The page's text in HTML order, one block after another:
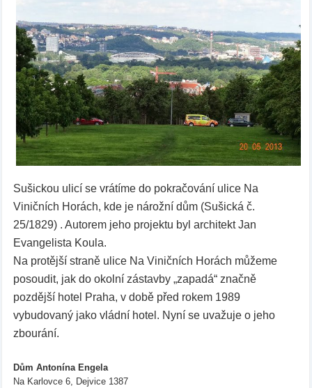
Sušickou ulicí se vrátíme do pokračování ulice Na
Viničních Horách, kde je nárožní dům (Sušická č.
25/1829) . Autorem jeho projektu byl architekt Jan
Evangelista Koula.
Na protější straně ulice Na Viničních Horách můžeme
posoudit, jak do okolní zástavby „zapadá“ značně
pozdější hotel Praha, v době před rokem 1989
vybudovaný jako vládní hotel. Nyní se uvažuje o jeho
zbourání.
Dům Antonína Engela
Na Karlovce 6, Dejvice 1387